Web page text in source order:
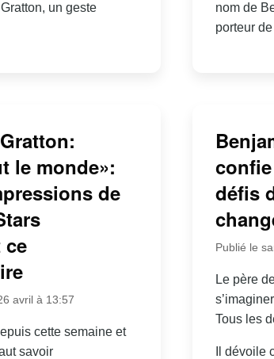
un geste
nom de
porteur
le monde»:
de
ce
avril à 13:57
cette semaine et
savoir
défis
Publié le
Le père
Tous les
Il dévoile